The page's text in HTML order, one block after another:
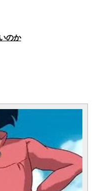
のか